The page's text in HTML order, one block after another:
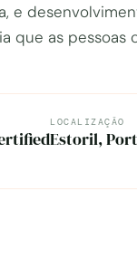
e
que as pessoas
LOCALIZAÇÃO
Estoril,